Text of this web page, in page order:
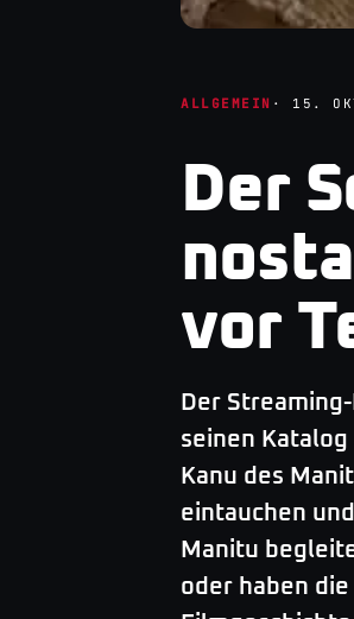
ALLGEMEIN · 15.
Der
vor
Der
seinen
Kanu des
eintauchen
Manitu
oder haben